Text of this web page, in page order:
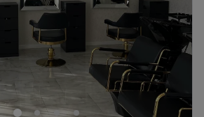
06:00
10:00 –14:00
sau ir pasirūpinkite savo grožiu pas
Klaipėdoje.
transportas: